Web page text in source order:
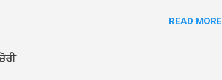
ਸ੍ਰੀ ਦਮਦਮਾ ਸਾਹਿਬ ਠੱਟਾ ਵਿਖੇ ਪਹੁੰਚਣ ’ਤੇ ਮੁੱਖ ਸੇਵਾਦਾਰ
ਗੂੰਜ ਵਿਚ ਨਿੱਘਾ ਸਵਾਗਤ ਕੀਤਾ ਗਿਆ। ਗੁਰਦੁਆਰਾ ਸ੍ਰੀ
ਹੋਈ। ਇਸ ਮੌਕੇ ਪੰਜ ਪਿਆਰੇ ਸਾਹਿਬਾਨ ਤੇ ਨਗਰ ਕੀਰਤਨ ਦੇ
ਸੰਤ ਬਾਬਾ ਹਰਜੀਤ ਸਿੰਘ ਵੱਲੋਂ ਸਿਰੋਪਾਓ ਦੇ ਕੇ ਵਿਸ਼ੇਸ਼ ਤੌਰ ’ਤੇ
READ MORE